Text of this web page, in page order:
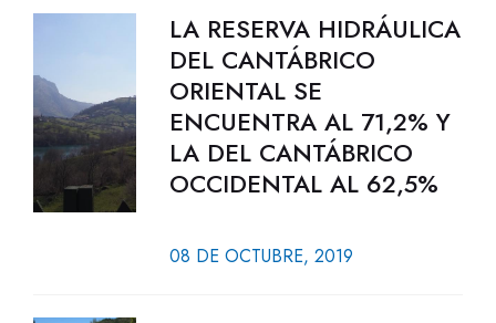
LA RESERVA HIDRÁULICA
DEL CANTÁBRICO
ORIENTAL SE
ENCUENTRA AL 71,2% Y
LA DEL CANTÁBRICO
OCCIDENTAL AL 62,5%
08 DE OCTUBRE, 2019